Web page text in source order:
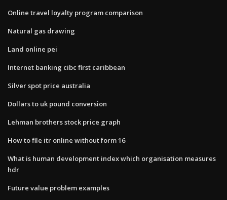
Online travel loyalty program comparison
Natural gas drawing
Land online pei
Internet banking cibc first caribbean
Silver spot price australia
Dollars to uk pound conversion
Lehman brothers stock price graph
How to file itr online without form 16
What is human development index which organisation measures
hdr
Future value problem examples